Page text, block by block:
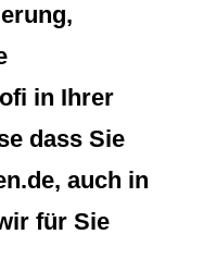
in Ihrer
dass Sie
auch in
für Sie